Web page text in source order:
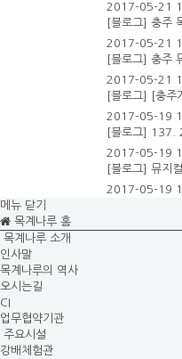
2017-05-21
[블로그] 충주
2017-05-21
[블로그] 충주
2017-05-21
[블로그] [충주
2017-05-19
[블로그] 137.
2017-05-19
[블로그] 뮤지
2017-05-19
메뉴 닫기
목계나루 홈
목계나루 소개
인사말
목계나루의 역사
오시는길
CI
업무협약기관
주요시설
강배체험관